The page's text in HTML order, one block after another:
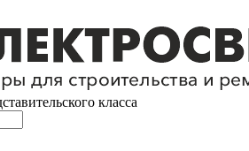
класса